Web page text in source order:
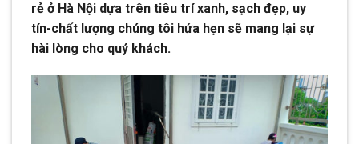
rẻ ở Hà Nội dựa trên tiêu trí xanh, sạch đẹp, uy
tín-chất lượng chúng tôi hứa hẹn sẽ mang lại sự
hài lòng cho quý khách.